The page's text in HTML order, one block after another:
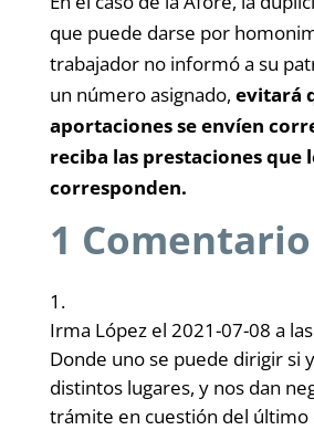
que puede darse por
trabajador no informó a su
un número asignado, evitará
aportaciones se envíen
reciba las prestaciones que
corresponden.
1 Comentario
Irma López el 2021-07-08 a
Donde uno se puede dirigir si
distintos lugares, y nos dan
trámite en cuestión del último